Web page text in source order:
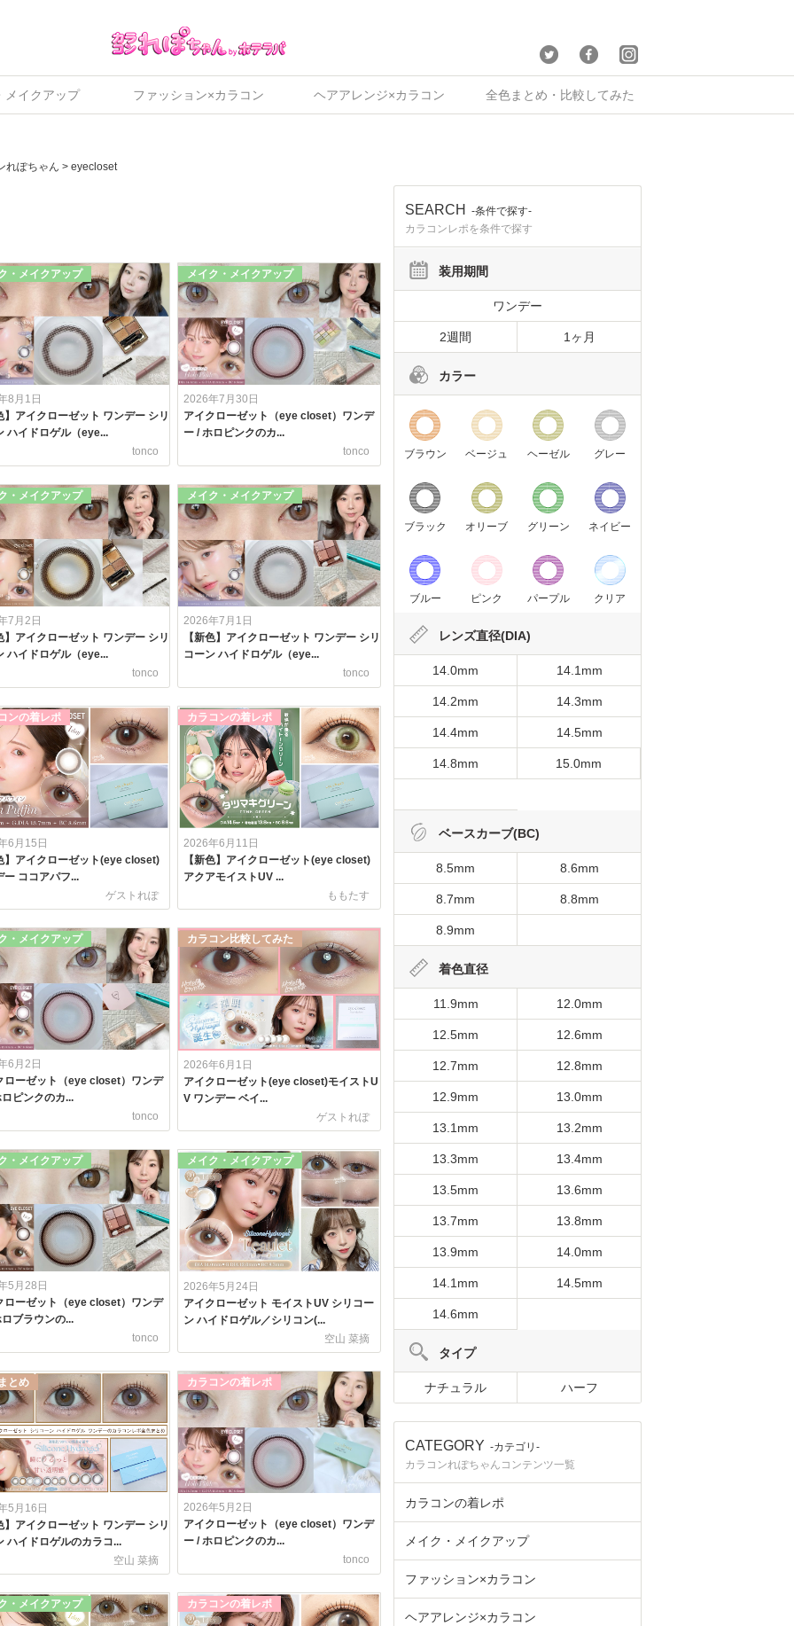
メイクアップ ファッション×カラコン ヘアアレンジ×カラコン 全色まとめ・比較してみた
れぽちゃん > eyecloset
・メイクアップ
8月1日
】アイクローゼット ワンデー シリ
ハイドロゲル（eye...
tonco
メイク・メイクアップ
2026年7月30日
アイクローゼット（eye closet）ワンデ
ー / ホロピンクのカ...
tonco
・メイクアップ
7月2日
】アイクローゼット ワンデー シリ
ハイドロゲル（eye...
tonco
メイク・メイクアップ
2026年7月1日
【新色】アイクローゼット ワンデー シリ
コーン ハイドロゲル（eye...
tonco
ンの着レポ
6月15日
】アイクローゼット(eye closet)
ー ココアパフ...
ゲストれぽ
カラコンの着レポ
2026年6月11日
【新色】アイクローゼット(eye closet)
アクアモイストUV ...
ももたす
・メイクアップ
6月2日
ローゼット（eye closet）ワンデ
ピンクのカ...
tonco
カラコン比較してみた
2026年6月1日
アイクローゼット(eye closet)モイストU
V ワンデー ベイ...
ゲストれぽ
・メイクアップ
5月28日
ローゼット（eye closet）ワンデ
ブラウンの...
tonco
メイク・メイクアップ
2026年5月24日
アイクローゼット モイストUV シリコー
ン ハイドロゲル／シリコン(...
空山 菜摘
とめ
5月16日
】アイクローゼット ワンデー シリ
ハイドロゲルのカラコ...
空山 菜摘
カラコンの着レポ
2026年5月2日
アイクローゼット（eye closet）ワンデ
ー / ホロピンクのカ...
tonco
・メイクアップ カラコンの着レポ
SEARCH
-条件で探す-
カラコンレポを条件で探す
装用期間
ワンデー
2週間 1ヶ月
カラー
ブラウン ベージュ ヘーゼル グレー
ブラック オリーブ グリーン ネイビー
ブルー ピンク パープル クリア
レンズ直径(DIA)
14.0mm 14.1mm
14.2mm 14.3mm
14.4mm 14.5mm
14.8mm 15.0mm
ベースカーブ(BC)
8.5mm 8.6mm
8.7mm 8.8mm
8.9mm
着色直径
11.9mm 12.0mm
12.5mm 12.6mm
12.7mm 12.8mm
12.9mm 13.0mm
13.1mm 13.2mm
13.3mm 13.4mm
13.5mm 13.6mm
13.7mm 13.8mm
13.9mm 14.0mm
14.1mm 14.5mm
14.6mm
タイプ
ナチュラル ハーフ
CATEGORY -カテゴリ-
カラコンれぽちゃんコンテンツ一覧
カラコンの着レポ
メイク・メイクアップ
ファッション×カラコン
ヘアアレンジ×カラコン